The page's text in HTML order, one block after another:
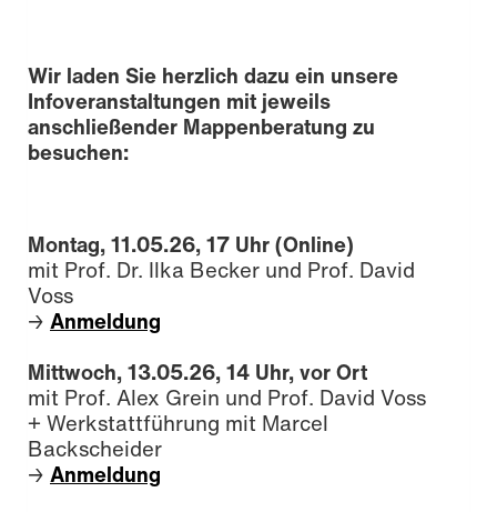
Wir laden Sie herzlich dazu ein unsere
Infoveranstaltungen mit jeweils
anschließender Mappenberatung zu
besuchen:
Montag, 11.05.26, 17 Uhr (Online)
mit Prof. Dr. Ilka Becker und Prof. David
Voss
→ Anmeldung
Mittwoch, 13.05.26, 14 Uhr, vor Ort
mit Prof. Alex Grein und Prof. David Voss
+ Werkstattführung mit Marcel
Backscheider
→ Anmeldung